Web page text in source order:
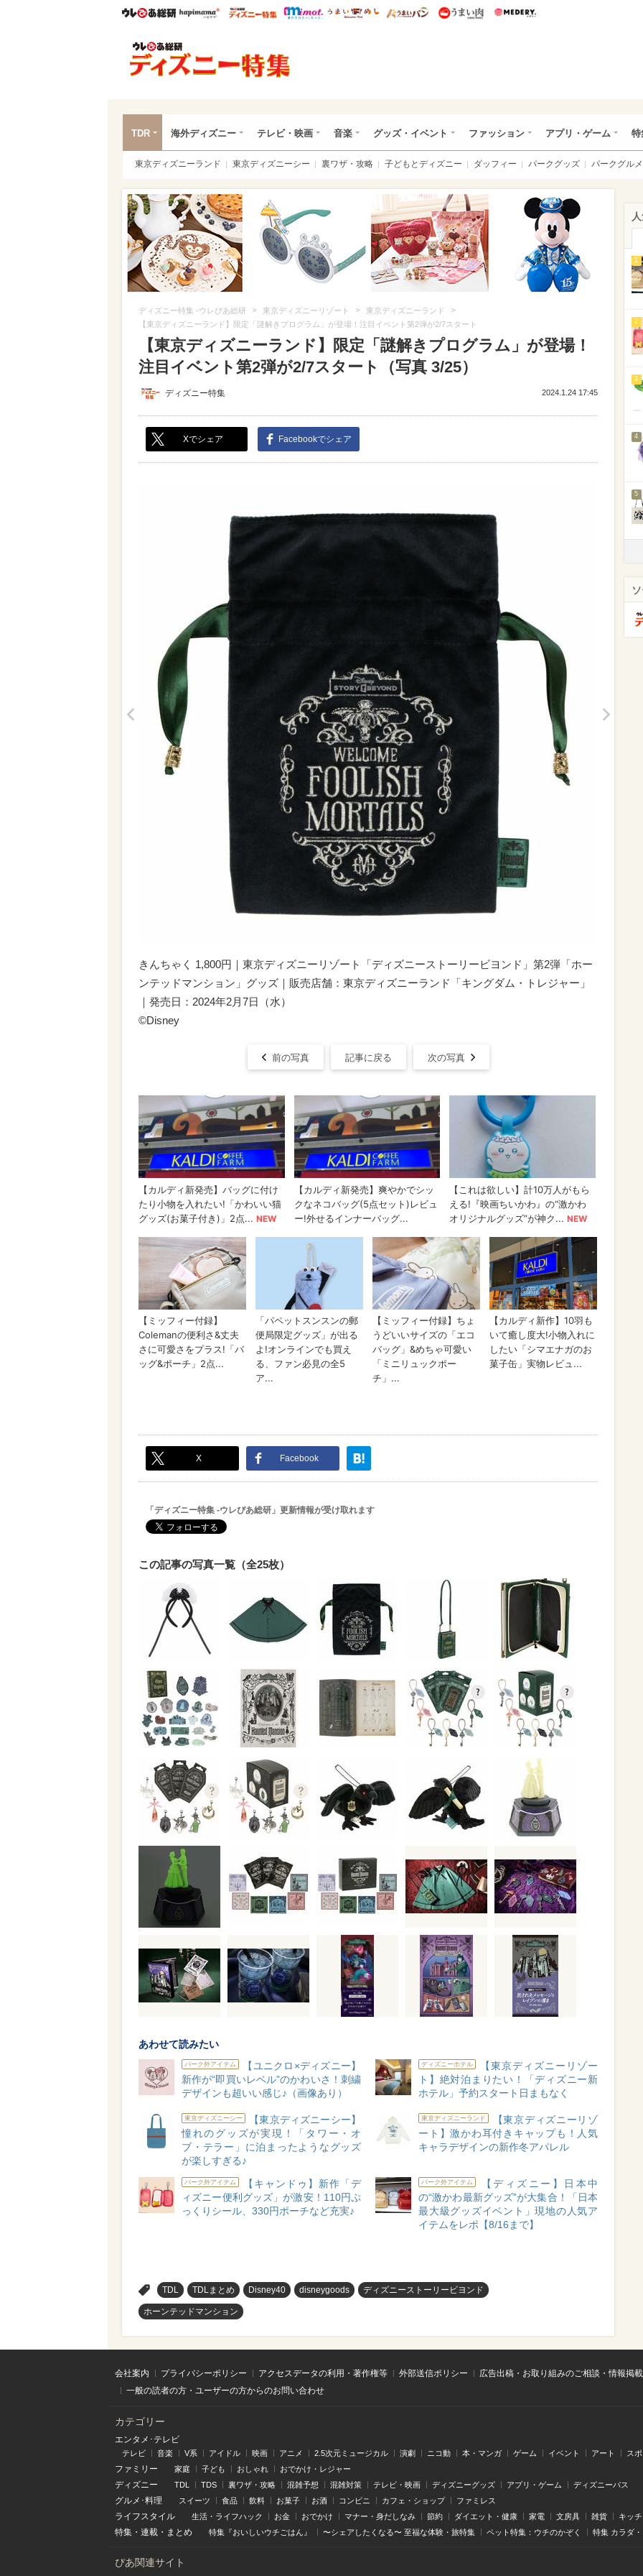
ウレぴあ総研ハピママ* ウレぴあ総研 ディズニー特集
mimot. うまいめし うまいパン うまい肉
TDR 海外ディズニー テレビ・映画 音楽 グッズ・イベント ファッション アプリ・ゲーム 特
東京ディズニーランド 東京ディズニーシー 裏ワザ・攻略 子どもとディズニー ダッフィー パークグッズ パークグルメ
ディズニー特集 -ウレぴあ総研 > 東京ディズニーリゾート > 東京ディズニーランド >
【東京ディズニーランド】限定「謎解きプログラム」が登場！注目イベント第2弾が2/7スタート
【東京ディズニーランド】限定「謎解きプログラム」が登場！
注目イベント第2弾が2/7スタート（写真 3/25）
ディズニー特集 2024.1.24 17:45
Xでシェア Facebookでシェア
きんちゃく 1,800円｜東京ディズニーリゾート「ディズニーストーリービヨンド」第2弾「ホー
ンテッドマンション」グッズ｜販売店舗：東京ディズニーランド「キングダム・トレジャー」
｜発売日：2024年2月7日（水）
©Disney
前の写真 記事に戻る 次の写真
X Facebook
「ディズニー特集 -ウレぴあ総研」更新情報が受け取れます
この記事の写真一覧（全25枚）
あわせて読みたい
パーク外アイテム
【ユニクロ×ディズニー】
新作が“即買いレベル”のかわいさ！刺繍
デザインも超いい感じ♪（画像あり）
ディズニーホテル
【東京ディズニーリゾー
ト】絶対泊まりたい！「ディズニー新
ホテル」予約スタート日まもなく
東京ディズニーシー
【東京ディズニーシー】
憧れのグッズが実現！「タワー・オ
ブ・テラー」に泊まったようなグッズ
が楽しすぎる♪
東京ディズニーランド
【東京ディズニーリゾ
ート】激かわ耳付きキャップも！人気
キャラデザインの新作冬アパレル
パーク外アイテム
【キャンドゥ】新作「デ
ィズニー便利グッズ」が激安！110円ぷ
っくりシール、330円ポーチなど充実♪
パーク外アイテム
【ディズニー】日本中
の“激かわ最新グッズ”が大集合！「日本
最大級グッズイベント」現地の人気ア
イテムをレポ【8/16まで】
TDL TDLまとめ Disney40 disneygoods ディズニーストーリービヨンド
ホーンテッドマンション
1
2
3
4
5
会社案内 プライバシーポリシー アクセスデータの利用・著作権等 外部送信ポリシー
広告出稿・お取り組みのご相談・情報掲
一般の読者の方・ユーザーの方からのお問い合わせ
カテゴリー
エンタメ･テレビ
テレビ 音楽 V系 アイドル 映画 アニメ 2.5次元ミュージカル 演劇 ニコ動 本・マンガ ゲーム イベント アート ス
ファミリー 家庭 子ども おしゃれ おでかけ・レジャー
ディズニー TDL TDS 裏ワザ・攻略 混雑予想 混雑対策 テレビ・映画 ディズニーグッズ アプリ・ゲーム ディズニーパス
グルメ･料理 スイーツ 食品 飲料 お菓子 お酒 コンビニ カフェ・ショップ ファミレス
ライフスタイル 生活・ライフハック お金 おでかけ マナー・身だしなみ 節約 ダイエット・健康 家電 文房具 雑貨 キッ
特集 ・ 連載 ・ まとめ 特集『おいしいウチごはん』 〜シェアしたくなる〜 至福な体験・旅特集 ペット特集：ウチのかぞく 特集 カラダ
ぴあ関連サイト